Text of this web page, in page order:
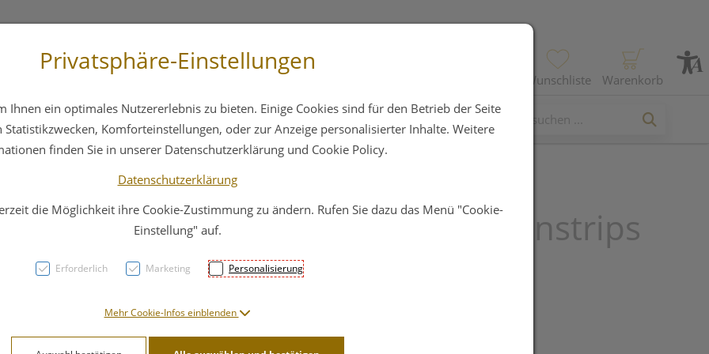
Wunschliste Warenkorb
Hautpflege Familie Nahrungsergänzung
Snoreeze Gaumenstrips
PZN: 3195487
Privatsphäre-Einstellungen
Ihnen ein optimales Nutzererlebnis zu bieten. Einige Cookies sind für den Betrieb der Seite
Komforteinstellungen, oder zur Anzeige personalisierter Inhalte. Weitere
finden Sie in unserer Datenschutzerklärung und Cookie Policy.
Datenschutzerklärung
die Möglichkeit ihre Cookie-Zustimmung zu ändern. Rufen Sie dazu das Menü "Cookie-
Einstellung" auf.
Erforderlich Marketing Personalisierung
Mehr Cookie-Infos einblenden